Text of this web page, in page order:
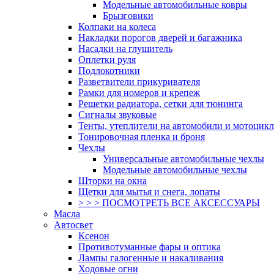
Модельные автомобильные ковры
Брызговики
Колпаки на колеса
Накладки порогов дверей и багажника
Насадки на глушитель
Оплетки руля
Подлокотники
Разветвители прикуривателя
Рамки для номеров и крепеж
Решетки радиатора, сетки для тюнинга
Сигналы звуковые
Тенты, утеплители на автомобили и
Тонировочная пленка и броня
Чехлы
Универсальные автомобильные чехлы
Модельные автомобильные чехлы
Шторки на окна
Щетки для мытья и снега, лопаты
> > > ПОСМОТРЕТЬ ВСЕ АКСЕССУАРЫ
Масла
Автосвет
Ксенон
Противотуманные фары и оптика
Лампы галогенные и накаливания
Ходовые огни